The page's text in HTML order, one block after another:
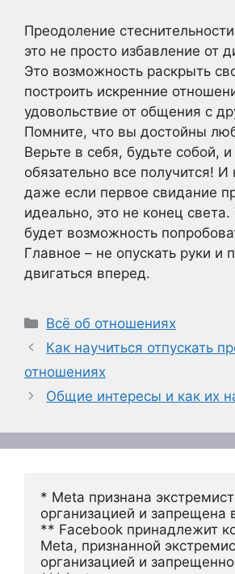
Преодоление
это не просто избавление от
Это возможность раскрыть
построить искренние
удовольствие от общения с
Помните, что вы достойны
Верьте в себя, будьте собой, и
обязательно все получится! И
даже если первое свидание
идеально, это не конец света.
будет возможность
Главное – не опускать руки и
двигаться вперед.
Рубрики
Всё об отношениях
Как научиться отпускать
отношениях
Общие интересы и как их
* Meta признана
организацией и запрещена
** Facebook принадлежит
Meta, признанной
организацией и